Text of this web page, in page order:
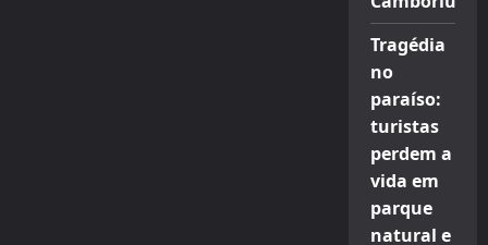
Tragédia
no
paraíso:
turistas
perdem a
vida em
parque
natural e